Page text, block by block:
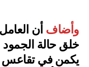
وأضافأن
خلق حالة
يكمن في تقاعس